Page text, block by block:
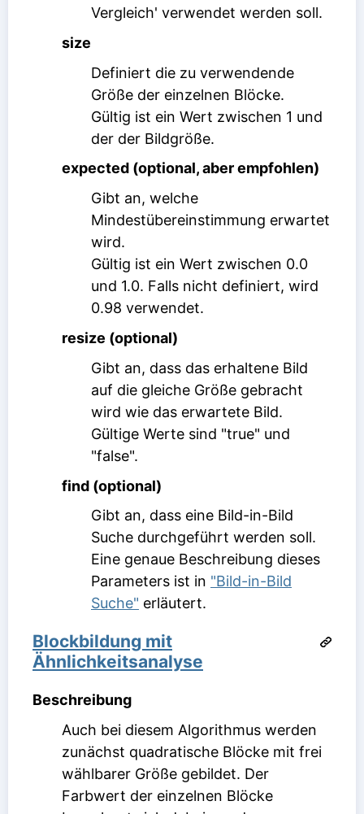
Vergleich' verwendet werden soll.
size
Definiert die zu verwendende
Größe der einzelnen Blöcke.
Gültig ist ein Wert zwischen 1 und
der der Bildgröße.
expected (optional, aber empfohlen)
Gibt an, welche
Mindestübereinstimmung erwartet
wird.
Gültig ist ein Wert zwischen 0.0
und 1.0. Falls nicht definiert, wird
0.98 verwendet.
resize (optional)
Gibt an, dass das erhaltene Bild
auf die gleiche Größe gebracht
wird wie das erwartete Bild.
Gültige Werte sind "true" und
"false".
find (optional)
Gibt an, dass eine Bild-in-Bild
Suche durchgeführt werden soll.
Eine genaue Beschreibung dieses
Parameters ist in "Bild-in-Bild
Suche" erläutert.
Blockbildung mit
Ähnlichkeitsanalyse
Beschreibung
Auch bei diesem Algorithmus werden
zunächst quadratische Blöcke mit frei
wählbarer Größe gebildet. Der
Farbwert der einzelnen Blöcke